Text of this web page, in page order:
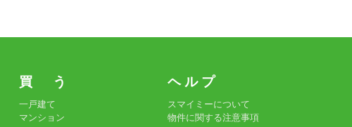
買 う
一戸建て
マンション
ヘ ル プ
スマイミーについて
物件に関する注意事項